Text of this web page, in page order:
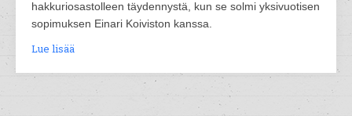
hakkuriosastolleen täydennystä, kun se solmi yksivuotisen
sopimuksen Einari Koiviston kanssa.
Lue lisää